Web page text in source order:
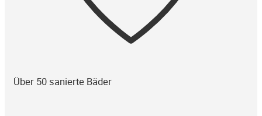
Über 50 sanierte Bäder